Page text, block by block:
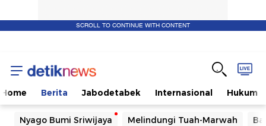
SCROLL TO CONTINUE WITH CONTENT
Home Berita Jabodetabek Internasional Hukum
Nyago Bumi Sriwijaya Melindungi Tuah-Marwah